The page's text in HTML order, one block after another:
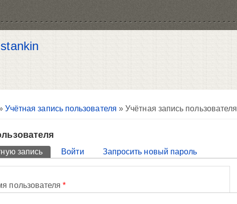
Учётная запись пользователя » Учётная запись пользователя
запись (активная вкладка)
Войти Запросить новый пароль
пользователя*